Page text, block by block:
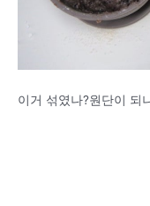
이거 섞였나?원단이 되